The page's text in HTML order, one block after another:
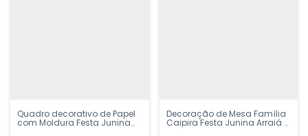
Quadro decorativo de Papel
com Moldura Festa Junina
Decoração de Mesa Família
Caipira Festa Junina Arraiá 6